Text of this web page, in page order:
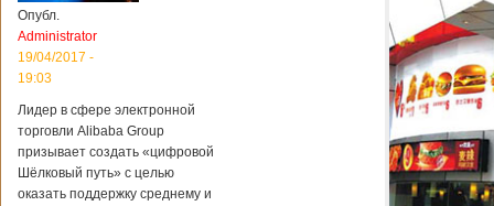
Опубл.
Administrator
19/04/2017 -
19:03
Лидер в сфере электронной
торговли Alibaba Group
призывает создать «цифровой
Шёлковый путь» с целью
оказать поддержку среднему и